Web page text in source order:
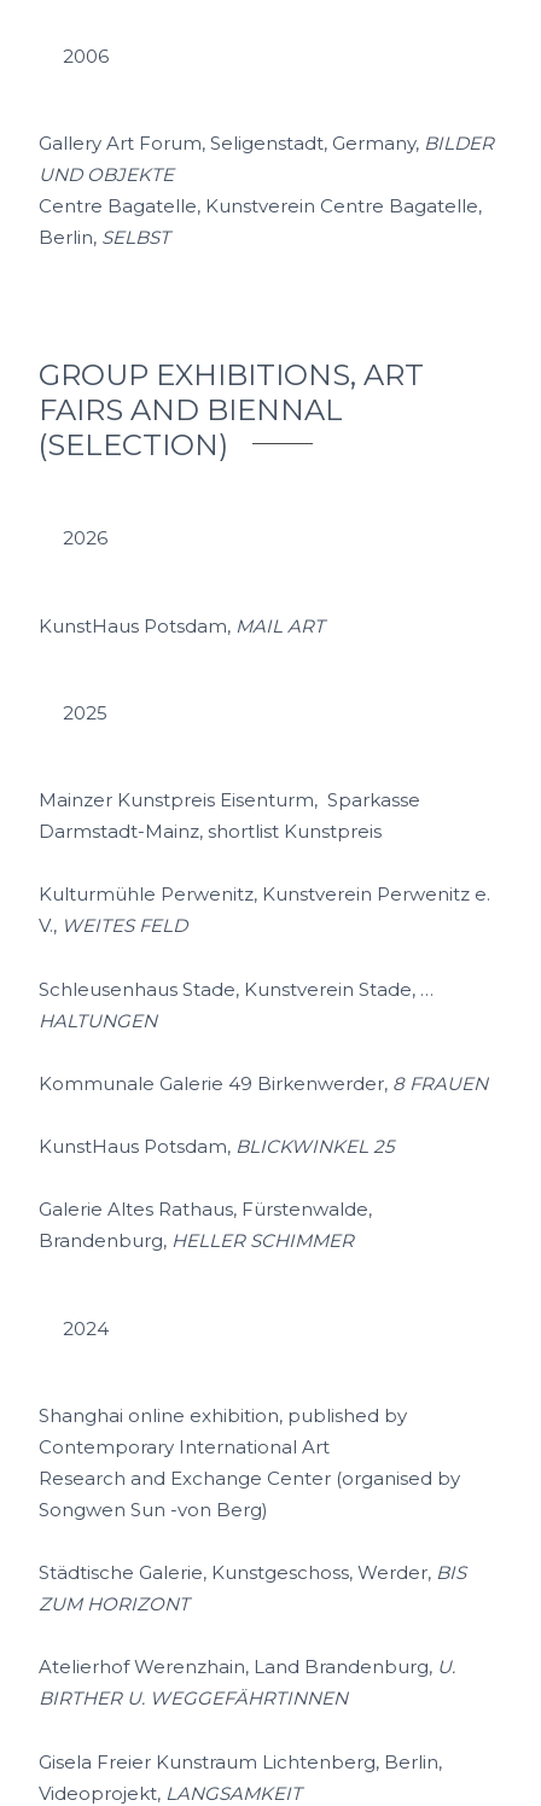
2006
Gallery Art Forum, Seligenstadt, Germany, BILDER
UND OBJEKTE
Centre Bagatelle, Kunstverein Centre Bagatelle,
Berlin, SELBST
GROUP EXHIBITIONS, ART
FAIRS AND BIENNAL
(SELECTION)
2026
KunstHaus Potsdam, MAIL ART
2025
Mainzer Kunstpreis Eisenturm, Sparkasse
Darmstadt-Mainz, shortlist Kunstpreis
Kulturmühle Perwenitz, Kunstverein Perwenitz e.
V., WEITES FELD
Schleusenhaus Stade, Kunstverein Stade, …
HALTUNGEN
Kommunale Galerie 49 Birkenwerder, 8 FRAUEN
KunstHaus Potsdam, BLICKWINKEL 25
Galerie Altes Rathaus, Fürstenwalde,
Brandenburg, HELLER SCHIMMER
2024
Shanghai online exhibition, published by
Contemporary International Art
Research and Exchange Center (organised by
Songwen Sun -von Berg)
Städtische Galerie, Kunstgeschoss, Werder, BIS
ZUM HORIZONT
Atelierhof Werenzhain, Land Brandenburg, U.
BIRTHER U. WEGGEFÄHRTINNEN
Gisela Freier Kunstraum Lichtenberg, Berlin,
Videoprojekt, LANGSAMKEIT